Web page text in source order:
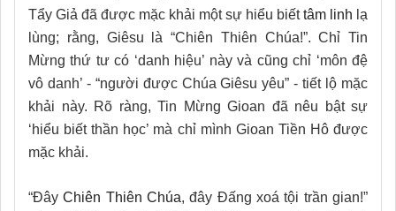
Tẩy Giả đã được mặc khải một sự hiểu biếttâm linh lạ
lùng; rằng, Giêsu là “Chiên Thiên Chúa!”. Chỉ Tin
Mừng thứ tư có ‘danh hiệu’ này và cũng chỉ ‘môn đệ
vô danh’ - “người được Chúa Giêsu yêu” - tiết lộ mặc
khải này. Rõ ràng, Tin Mừng Gioan đã nêu bật sự
‘hiểu biết thần học’ mà chỉ mình Gioan Tiền Hô được
mặc khải.
“ĐâyChiên Thiên Chúa, đây Đấng xoá tội trần gian!”